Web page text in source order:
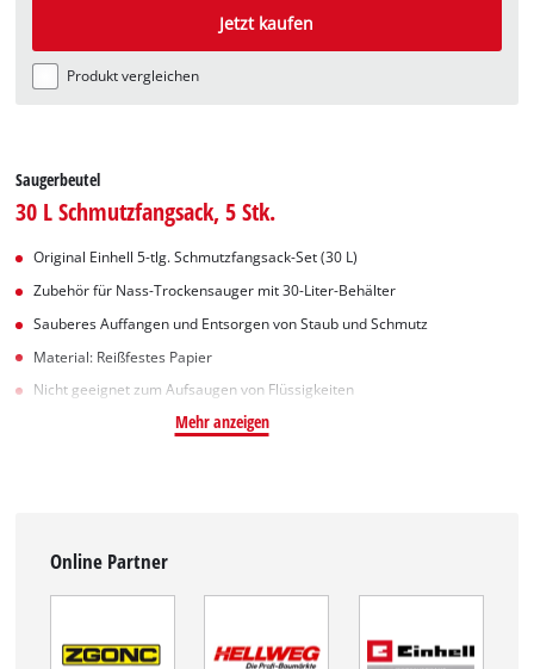
Jetzt kaufen
Produkt vergleichen
Saugerbeutel
30 L Schmutzfangsack, 5 Stk.
Original Einhell 5-tlg. Schmutzfangsack-Set (30 L)
Zubehör für Nass-Trockensauger mit 30-Liter-Behälter
Sauberes Auffangen und Entsorgen von Staub und Schmutz
Material: Reißfestes Papier
Nicht geeignet zum Aufsaugen von Flüssigkeiten
Mehr anzeigen
Online Partner